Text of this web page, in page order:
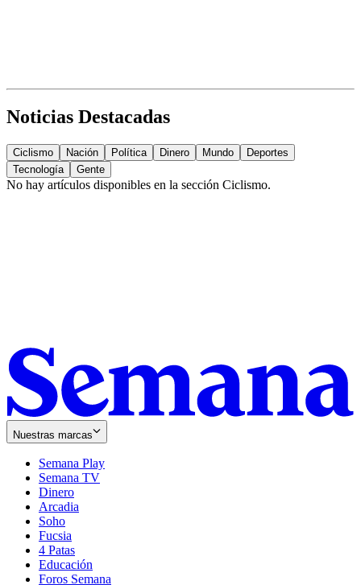
Noticias Destacadas
Ciclismo Nación Política Dinero Mundo
Deportes
Tecnología
Gente
No hay artículos disponibles en la sección Ciclismo.
Nuestras marcas
Semana Play
Semana TV
Dinero
Arcadia
Soho
in
new
window
Fucsia
in
new
window
4 Patas
Educación
Foros Semana